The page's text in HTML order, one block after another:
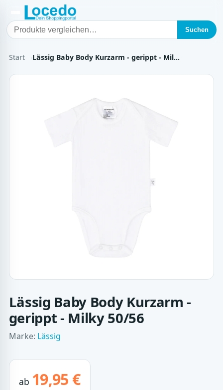
Suchen
Start Lässig Baby Body Kurzarm - gerippt - Mil…
Lässig Baby Body Kurzarm -
gerippt - Milky 50/56
Marke: Lässig
ab 19,95 €